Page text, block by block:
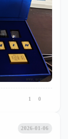
1 0
2026-01-06